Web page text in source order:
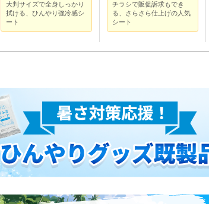
大判サイズで全身しっかり
拭ける、ひんやり強冷感シ
ート
チラシで販促訴求もでき
る、さらさら仕上げの人気
シート